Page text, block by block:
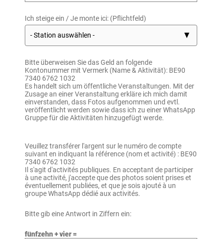
Ich steige ein / Je monte ici: (Pflichtfeld)
Bitte überweisen Sie das Geld an folgende
Kontonummer mit Vermerk (Name & Aktivität): BE90
7340 6762 1032
Es handelt sich um öffentliche Veranstaltungen. Mit der
Zusage an einer Veranstaltung erkläre ich mich damit
einverstanden, dass Fotos aufgenommen und evtl.
veröffentlicht werden sowie dass ich zu einer WhatsApp
Gruppe für die Aktivitäten hinzugefügt werde.
Veuillez transférer l'argent sur le numéro de compte
suivant en indiquant la référence (nom et activité) : BE90
7340 6762 1032
Il s'agit d'activités publiques. En acceptant de participer
à une activité, j'accepte que des photos soient prises et
éventuellement publiées, et que je sois ajouté à un
groupe WhatsApp dédié aux activités.
Bitte gib eine Antwort in Ziffern ein:
fünfzehn + vier =